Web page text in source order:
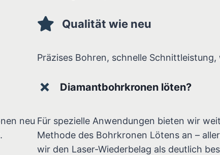
Qualität wie neu
Präzises Bohren, schnelle Schnittleistung,
neu
Diamantbohrkronen löten?
Für spezielle Anwendungen bieten wir
Methode des Bohrkronen Lötens an –
wir den Laser-Wiederbelag als deutlich